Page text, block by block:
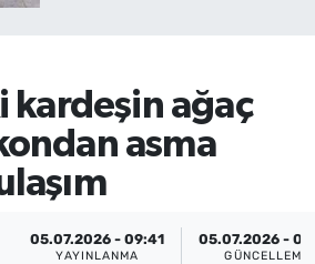
kardeşin ağaç
asma
05.07.2026 - 09:41
YAYINLANMA
05.07.2026 -
GÜNCELLEME